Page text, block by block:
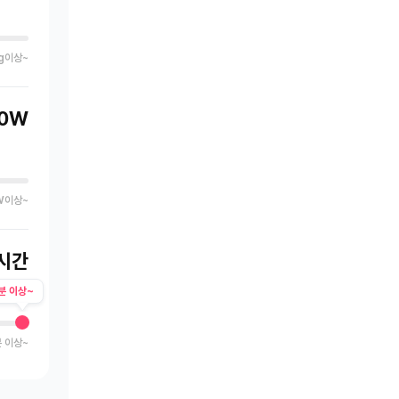
상~
상~
간
이상~
상~